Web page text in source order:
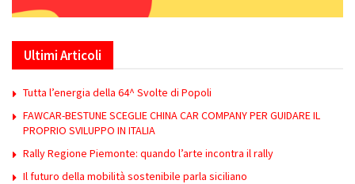
Ultimi Articoli
Tutta l’energia della 64^ Svolte di Popoli
FAWCAR-BESTUNE SCEGLIE CHINA CAR COMPANY PER GUIDARE IL
PROPRIO SVILUPPO IN ITALIA
Rally Regione Piemonte: quando l’arte incontra il rally
Il futuro della mobilità sostenibile parla siciliano